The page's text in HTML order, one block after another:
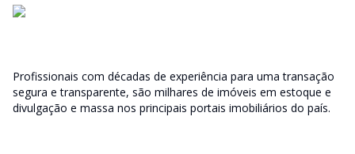
Profissionais com décadas de experiência para uma transação
segura e transparente, são milhares de imóveis em estoque e
divulgação e massa nos principais portais imobiliários do país.